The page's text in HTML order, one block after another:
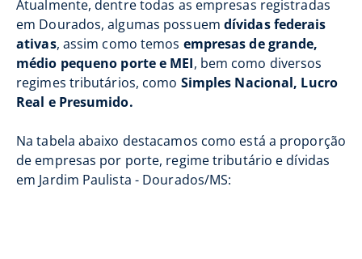
Atualmente, dentre todas as empresas registradas
em Dourados, algumas possuem dívidas federais
ativas, assim como temos empresas de grande,
médio pequeno porte e MEI, bem como diversos
regimes tributários, como Simples Nacional, Lucro
Real e Presumido.
Na tabela abaixo destacamos como está a proporção
de empresas por porte, regime tributário e dívidas
em Jardim Paulista - Dourados/MS: